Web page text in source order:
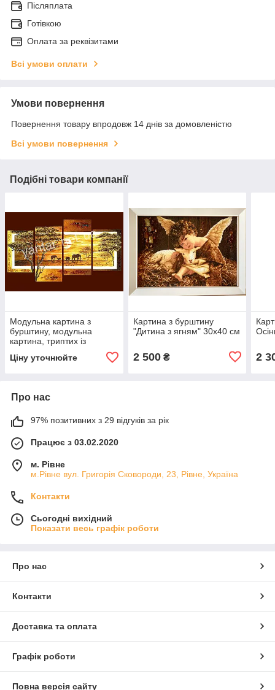
Післяплата
Готівкою
Оплата за реквізитами
Всі умови оплати
Умови повернення
Повернення товару впродовж 14 днів за домовленістю
Всі умови повернення
Подібні товари компанії
Модульна картина з
бурштину, модульна
картина, триптих із
Ціну уточнюйте
Картина з бурштину
"Дитина з ягням" 30x40 см
2 500₴ 2
Про нас
97% позитивних з 29 відгуків за рік
Працює з 03.02.2020
м. Рівне
м.Рівне вул. Григорія Сковороди, 23, Рівне, Україна
Контакти
Сьогодні вихідний
Показати весь графік роботи
Про нас
Контакти
Доставка та оплата
Графік роботи
Повна версія сайту